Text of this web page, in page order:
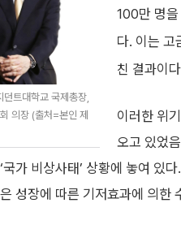
트대학교 국제총장,
의장 (출처=본인 제
100만 명
다. 이는 고
친 결과이
이러한 위
오고 있었
국가 비상사태’ 상황에 놓여 있
성장에 따른 기저효과에 의한